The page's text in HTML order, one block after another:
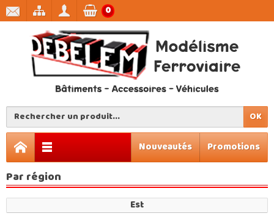
OK
0
Promotions
Nouveautés
Par région
Est